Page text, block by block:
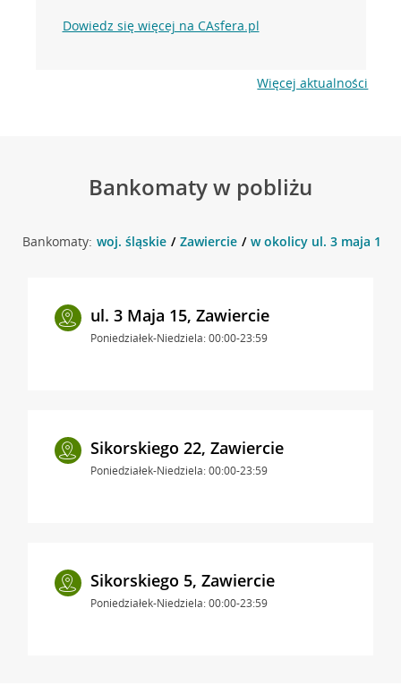
Dowiedz się więcej na CAsfera.pl
Więcej aktualności
Bankomaty w pobliżu
Bankomaty: woj. śląskie Zawiercie w okolicy ul. 3 maja 11 ,
ul. 3 Maja 15, Zawiercie
Poniedziałek-Niedziela: 00:00-23:59
Sikorskiego 22, Zawiercie
Poniedziałek-Niedziela: 00:00-23:59
Sikorskiego 5, Zawiercie
Poniedziałek-Niedziela: 00:00-23:59